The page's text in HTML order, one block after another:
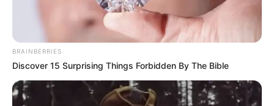
BRAINBERRIES
Discover 15 Surprising Things Forbidden By The Bible